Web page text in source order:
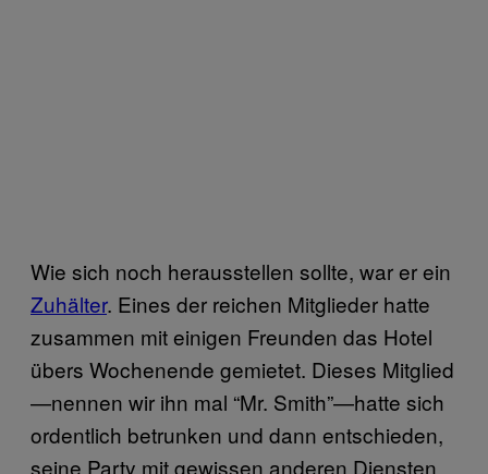
Wie sich noch herausstellen sollte, war er ein
Zuhälter. Eines der reichen Mitglieder hatte
zusammen mit einigen Freunden das Hotel
übers Wochenende gemietet. Dieses Mitglied
—nennen wir ihn mal “Mr. Smith”—hatte sich
ordentlich betrunken und dann entschieden,
seine Party mit gewissen anderen Diensten